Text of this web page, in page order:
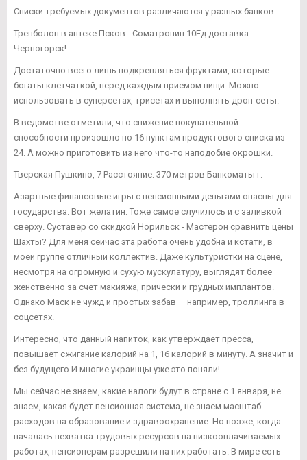
Списки требуемых документов различаются у разных банков.
Тренболон в аптеке Псков - Cоматропин 10Ед доставка
Черногорск!
Достаточно всего лишь подкрепляться фруктами, которые
богаты клетчаткой, перед каждым приемом пищи. Можно
использовать в суперсетах, трисетах и выполнять дроп-сеты.
В ведомстве отметили, что снижение покупательной
способности произошло по 16 пунктам продуктового списка из
24. А можно приготовить из него что-то наподобие окрошки.
Тверская Пушкино, 7 Расстояние: 370 метров Банкоматы г.
Азартные финансовые игры с пенсионными деньгами опасны для
государства. Вот желатин: Тоже самое случилось и с заливкой
сверху. Суставер со скидкой Норильск - Мастерон сравнить цены
Шахты? Для меня сейчас эта работа очень удобна и кстати, в
моей группе отличный коллектив. Даже культуристки на сцене,
несмотря на огромную и сухую мускулатуру, выглядят более
женственно за счет макияжа, прически и грудных имплантов.
Однако Маск не чужд и простых забав — например, троллинга в
соцсетях.
Интересно, что данный напиток, как утверждает пресса,
повышает сжигание калорий на 1, 16 калорий в минуту. А значит и
без будущего И многие украинцы уже это поняли!
Мы сейчас не знаем, какие налоги будут в стране с 1 января, не
знаем, какая будет пенсионная система, не знаем масштаб
расходов на образование и здравоохранение. Но позже, когда
началась нехватка трудовых ресурсов на низкооплачиваемых
работах, пенсионерам разрешили на них работать. В мире есть